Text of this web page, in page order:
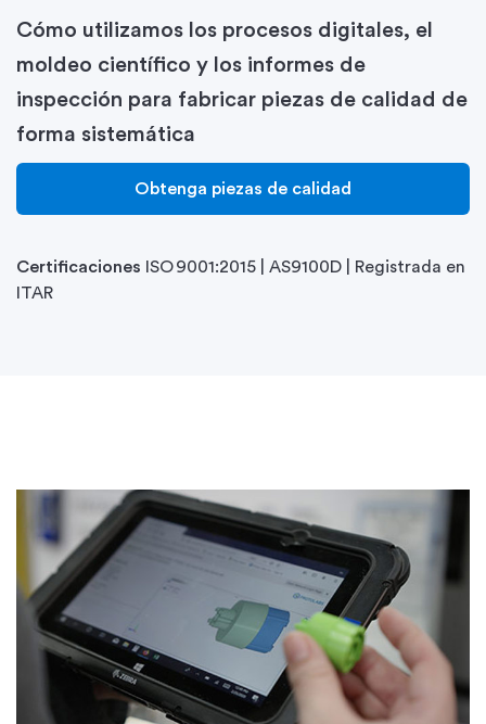
Cómo utilizamos los procesos digitales, el
moldeo científico y los informes de
inspección para fabricar piezas de calidad de
forma sistemática
Obtenga piezas de calidad
Certificaciones ISO 9001:2015 | AS9100D | Registrada en
ITAR